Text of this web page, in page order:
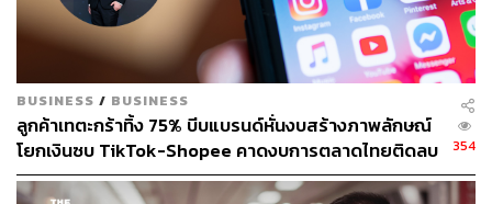
BUSINESS / BUSINESS
ลูกค้าเทตะกร้าทิ้ง 75% บีบแบรนด์หั่นงบสร้างภาพลักษณ์
โยกเงินซบ TikTok-Shopee คาดงบการตลาดไทยติดลบ
ครั้งแรกในรอบ 14 ปี
354